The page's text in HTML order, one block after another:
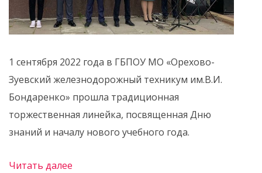
1 сентября 2022 года в ГБПОУ МО «Орехово-
Зуевский железнодорожный техникум им.В.И.
Бондаренко» прошла традиционная
торжественная линейка, посвященная Дню
знаний и началу нового учебного года.
Читать далее